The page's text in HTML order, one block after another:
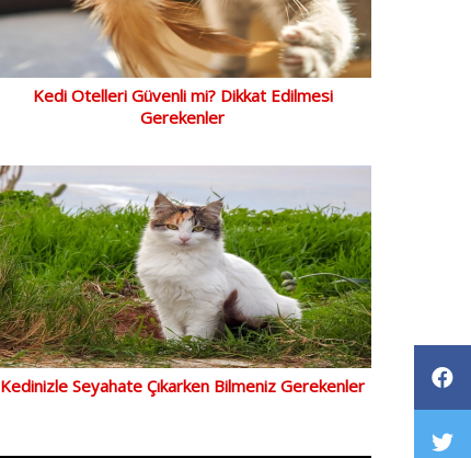
Kedi Otelleri Güvenli mi? Dikkat Edilmesi
Gerekenler
Kedinizle Seyahate Çıkarken Bilmeniz Gerekenler